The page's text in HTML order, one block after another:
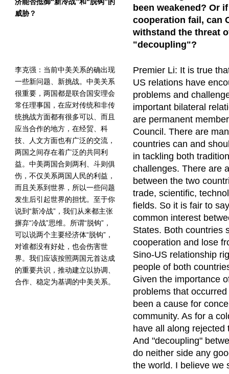
威胁？
been weakened? Or
cooperation fail, can
withstand the threat
"decoupling"?
李克强：当前中美关系的确出现
一些新问题、新挑战。中美关系
很重要，两国都是联合国安理会
常任理事国，在应对传统和非传
统挑战方面都有很多可以、而且
应当合作的地方，在经贸、科
技、人文方面也有广泛的交流，
两国之间存在着广泛的共同利
益。中美两国合则两利、斗则俱
伤，不仅关系两国人民的利益，
而且关系到世界，所以一些问题
发生后引起世界的担忧。至于你
说到“新冷战”，我们从来都主张
摒弃“冷战”思维。所谓“脱钩”，
可以说两个主要经济体“脱钩”，
对谁都没有好处，也会伤害世
界。我们应该按照两国元首达成
的重要共识，推动建立以协调、
合作、稳定为基调的中美关系。
Premier Li: It is true
US relations have
problems and
important bilateral
are permanent
Council. There are
countries can and
in tackling both
challenges. There are
between the two
trade, scientific,
fields. So it is fair to
common interest
States. Both countries
cooperation and lose
Sino-US relationship
people of both
Given the importance
problems that
been a cause for
community. As for a
have all along rejected
And "decoupling"
do neither side any
the world. I believe we